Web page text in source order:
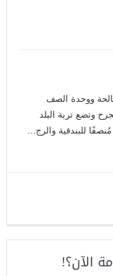
ووحدة الصف
وتضع تربة البلد
للبندقية والرج...
الآن؟!